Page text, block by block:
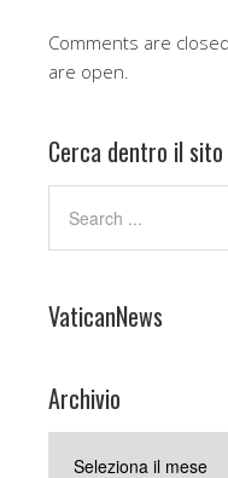
Comments are
are open.
Cerca dentro il sito
VaticanNews
Archivio